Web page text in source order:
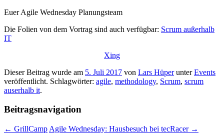
Euer Agile Wednesday Planungsteam
Die Folien von dem Vortrag sind auch verfügbar: Scrum außerhalb
IT
Xing
Dieser Beitrag wurde am 5. Juli 2017 von Lars HüperunterEvents
veröffentlicht. Schlagwörter: agile, methodology, Scrum, scrum
auserhalb it.
Beitragsnavigation
← GrillCamp Agile Wednesday: Hausbesuch bei tecRacer →